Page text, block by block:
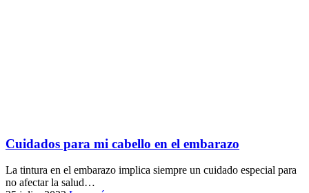
Cuidados para mi cabello en el embarazo
La tintura en el embarazo implica siempre un cuidado especial para
no afectar la salud…